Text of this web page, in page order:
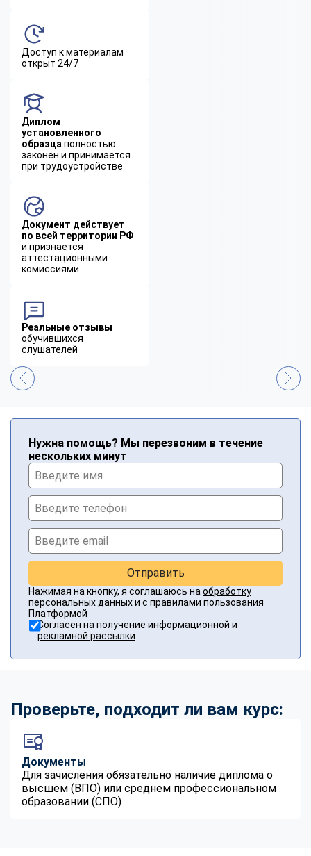
Доступ к материалам
открыт 24/7
Диплом
установленного
образца полностью
законен и принимается
при трудоустройстве
Документ действует
по всей территории РФ
и признается
аттестационными
комиссиями
Реальные отзывы
обучившихся
слушателей
Нужна помощь? Мы перезвоним в течение
нескольких минут
Отправить
Нажимая на кнопку, я соглашаюсь на обработку
персональных данныхи с правилами пользования
Платформой
Согласен на получение информационной и
рекламной рассылки
Проверьте, подходит ли вам курс:
Документы
Для зачисления обязательно наличие диплома о
высшем (ВПО) или среднем профессиональном
образовании (СПО)